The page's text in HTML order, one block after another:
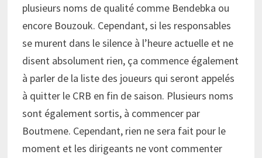
plusieurs noms de qualité comme Bendebka ou
encore Bouzouk. Cependant, si les responsables
se murent dans le silence à l’heure actuelle et ne
disent absolument rien, ça commence également
à parler de la liste des joueurs qui seront appelés
à quitter le CRB en fin de saison. Plusieurs noms
sont également sortis, à commencer par
Boutmene. Cependant, rien ne sera fait pour le
moment et les dirigeants ne vont commenter